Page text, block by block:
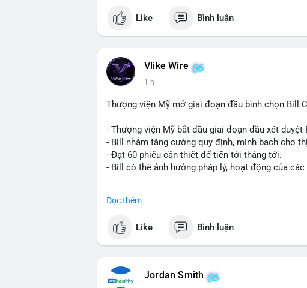
Like Bình luận
Vlike Wire
1 h
Thượng viện Mỹ mở giai đoạn đầu bình chọn Bill
- Thượng viện Mỹ bắt đầu giai đoạn đầu xét duyệt
- Bill nhằm tăng cường quy định, minh bạch cho
- Đạt 60 phiếu cần thiết để tiến tới tháng tới.
- Bill có thể ảnh hưởng pháp lý, hoạt động của
#vlikevn #titanbot
📰 Nguồn: CoinDesk
Đọc thêm
Like Bình luận
Jordan Smith